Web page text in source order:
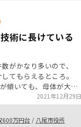
術に長けている
がかなり多いので、
てもらえるところ。
傾いても、母体が大き
れることはない。 営業
早かったこと。 会社
ているところ。 アプ
2021年12月29日
600万円台 / 八尾市役所